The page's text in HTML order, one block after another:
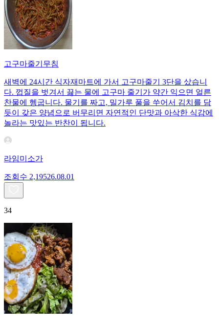
고구마줄기무침
새벽에 24시간 식자재마트에 가서 고구마줄기 3단을 샀습니
다. 껍질을 벗겨서 끓는 물에 고구마 줄기가 약간 익으면 얼른
찬물에 헹굽니다. 물기를 짜고, 밀가루 풀을 쑤어서 김치를 담
듯이 갖은 양념으로 버무리면 자연적인 단맛과 아삭한 식감에
놀라는 맛있는 반찬이 됩니다.
라임미소가
조회수 2,19526.08.01
34